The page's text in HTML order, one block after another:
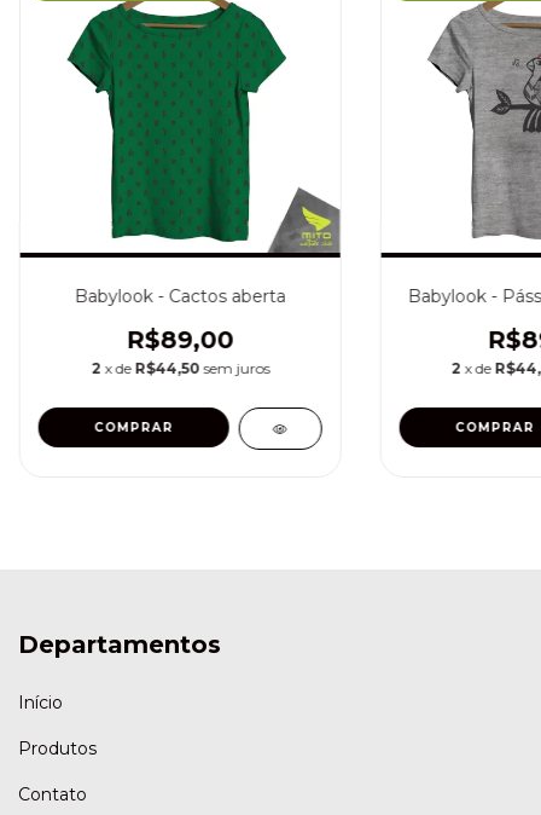
Babylook - Cactos aberta
R$89,00
2 x de R$44,50 sem juros
COMPRAR
Babylook -
2 x de
COMPRAR
Departamentos
Início
Produtos
Contato